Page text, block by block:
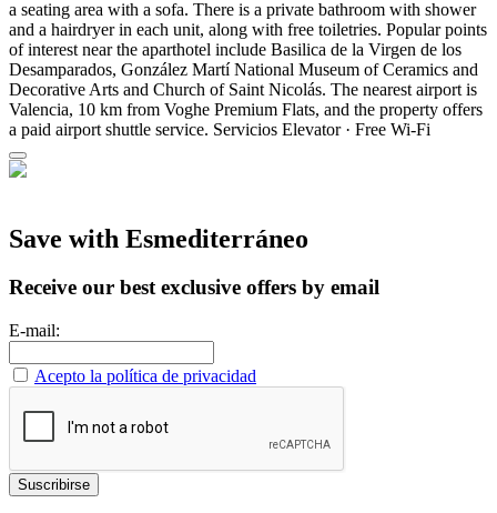
a seating area with a sofa. There is a private bathroom with shower
and a hairdryer in each unit, along with free toiletries. Popular points
of interest near the aparthotel include Basilica de la Virgen de los
Desamparados, González Martí National Museum of Ceramics and
Decorative Arts and Church of Saint Nicolás. The nearest airport is
Valencia, 10 km from Voghe Premium Flats, and the property offers
a paid airport shuttle service. Servicios Elevator · Free Wi-Fi
Save with Esmediterráneo
Receive our best exclusive offers by email
E-mail:
Acepto la política de privacidad